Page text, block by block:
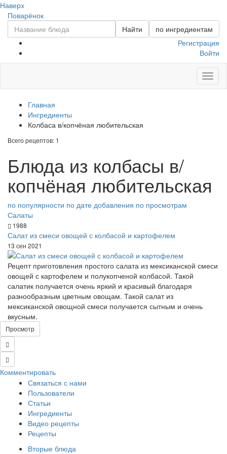
Наверх
Поварёнок
Найти
по ингредиентам
Регистрация
Войти
Главная
Ингредиенты
Колбаса в/копчёная любительская
Всего рецептов: 1
Блюда из колбасы в/
копчёная любительская
по популярности по дате добавления по просмотрам
Салаты
1988
Салат из смеси овощей с колбасой и картофелем
13 сен 2021
Рецепт приготовления простого салата из мексиканской смеси
овощей с картофелем и полукопченой колбасой. Такой
салатик получается очень яркий и красивый благодаря
разнообразным цветным овощам. Такой салат из
мексиканской овощной смеси получается сытным и очень
вкусным.
Просмотр
Комментировать
Связаться с нами
Пользователи
Статьи
Ингредиенты
Видео рецепты
Рецепты
Вторые блюда